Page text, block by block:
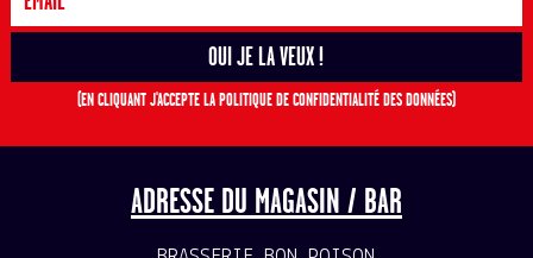
(EN CLIQUANT J'ACCEPTE LA POLITIQUE DE CONFIDENTIALITÉ DES DONNÉES)
ADRESSE DU MAGASIN / BAR